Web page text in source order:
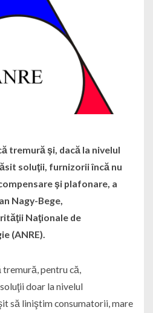
tremură şi, dacă la nivelul
soluţii, furnizorii încă nu
şi plafonare, a
Nagy-Bege,
Naţionale de
(ANRE).
tremură, pentru că,
doar la nivelul
să liniştim consumatorii, mare